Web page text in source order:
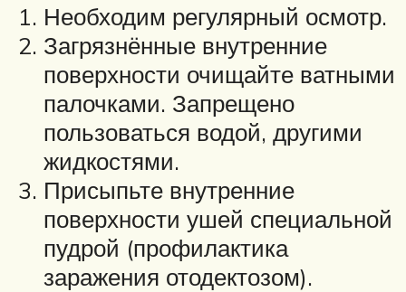
Необходим регулярный осмотр.
Загрязнённые внутренние
поверхности очищайте ватными
палочками. Запрещено
пользоваться водой, другими
жидкостями.
Присыпьте внутренние
поверхности ушей специальной
пудрой (профилактика
заражения отодектозом).